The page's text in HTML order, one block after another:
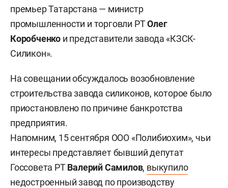
премьер Татарстана — министр
промышленности и торговли РТОлег
Коробченко и представители завода «КЗСК-
Силикон».
На совещании обсуждалось возобновление
строительства завода силиконов, которое было
приостановлено по причине банкротства
предприятия.
Напомним, 15 сентября ООО «Полибиохим», чьи
интересы представляет бывший депутат
Госсовета РТВалерий Самилов, выкупило
недостроенный завод по производству